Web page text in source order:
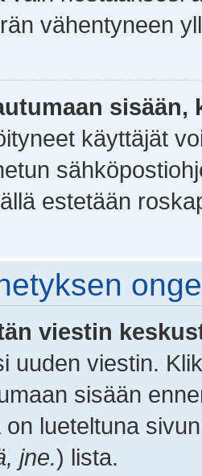
vähentyneen
sisään,
käyttäjät
estetään
viestin
uuden viestin.
sisään
on lueteltuna
jne.) lista.